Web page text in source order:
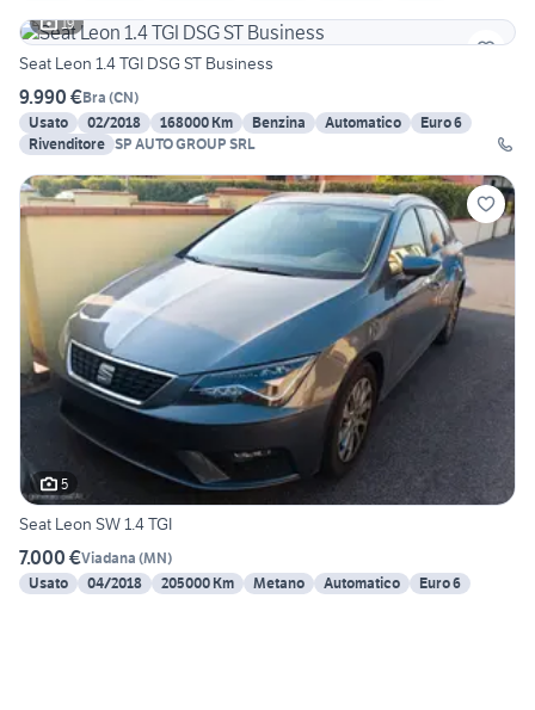
19
Seat Leon 1.4 TGI DSG ST Business
9.990 €Bra (CN)
Usato
02/2018 168000 Km Benzina Automatico
Euro 6
Rivenditore SP AUTO GROUP SRL
5
Seat Leon SW 1.4 TGI
7.000 €Viadana (MN)
Usato
04/2018 205000 Km Metano Automatico Euro 6